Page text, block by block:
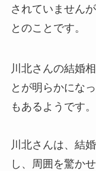
されていません
とのことです。
川北さんの結婚
とが明らかにな
もあるようです。
川北さんは、結
し、周囲を驚かせ